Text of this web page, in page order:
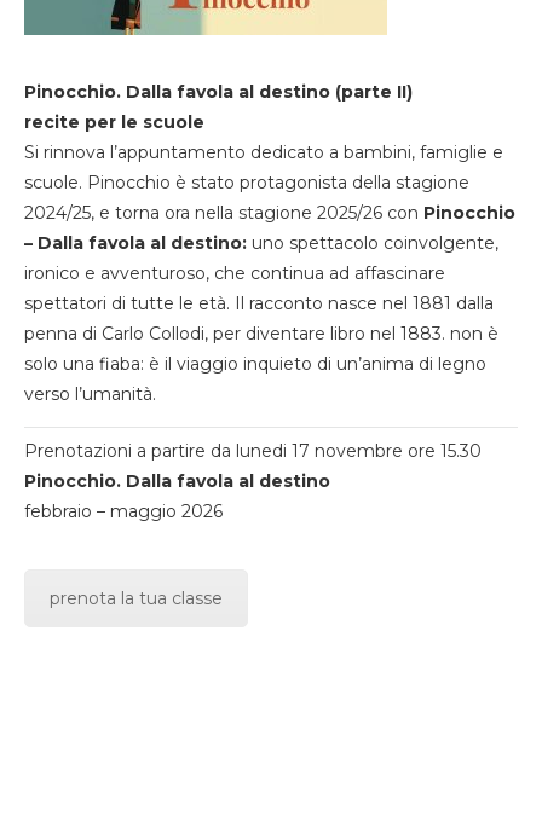
Pinocchio. Dalla favola al destino (parte II)
recite per le scuole
Si rinnova l’appuntamento dedicato a bambini, famiglie e
scuole. Pinocchio è stato protagonista della stagione
2024/25, e torna ora nella stagione 2025/26 con Pinocchio
– Dalla favola al destino: uno spettacolo coinvolgente,
ironico e avventuroso, che continua ad affascinare
spettatori di tutte le età. Il racconto nasce nel 1881 dalla
penna di Carlo Collodi, per diventare libro nel 1883. non è
solo una fiaba: è il viaggio inquieto di un’anima di legno
verso l’umanità.
Prenotazioni a partire da lunedi 17 novembre ore 15.30
Pinocchio. Dalla favola al destino
febbraio – maggio 2026
prenota la tua classe